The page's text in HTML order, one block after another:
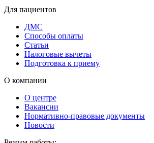
Для пациентов
ДМС
Способы оплаты
Статьи
Налоговые вычеты
Подготовка к приему
О компании
О центре
Вакансии
Нормативно-правовые документы
Новости